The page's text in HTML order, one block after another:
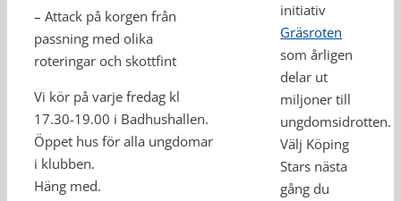
– Attack på korgen från
passning med olika
roteringar och skottfint
Vi kör på varje fredag kl
17.30-19.00 i Badhushallen.
Öppet hus för alla ungdomar
i klubben.
Häng med.
initiativ
Gräsroten
som årligen
delar ut
miljoner till
ungdomsidrotten.
Välj Köping
Stars nästa
gång du